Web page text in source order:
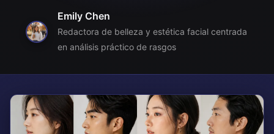
Emily Chen
Redactora de belleza y estética facial centrada
en análisis práctico de rasgos